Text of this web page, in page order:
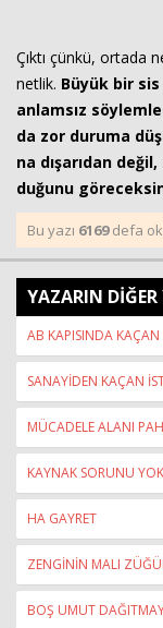
Çıktı çünkü, or­ta­da
net­lik. Büyük bir
an­lam­sız
da zor du­ru­ma
na dı­şa­rı­dan
du­ğu­nu
Bu yazı 6169defa
YAZARIN
AB KAPISINDA KAÇAN
SANAYİDEN KAÇAN
MÜCADELE ALANI
KAYNAK SORUNU
HA GAYRET
ZENGİNİN MALI
BOŞ UMUT